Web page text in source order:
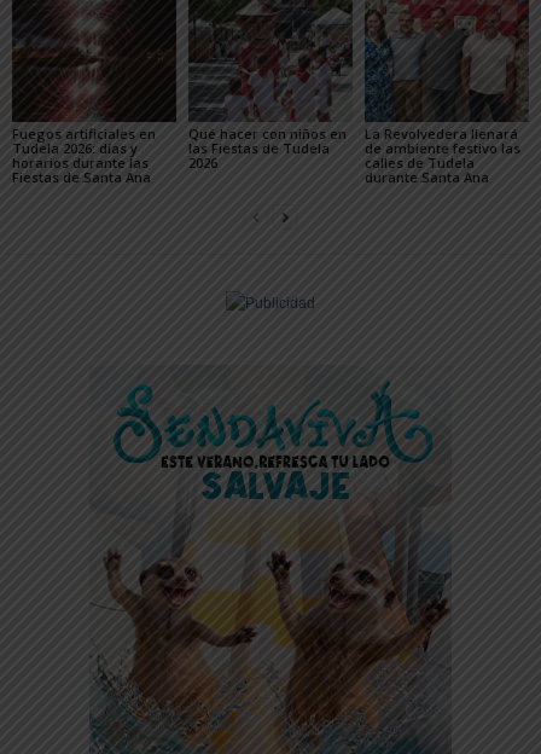
Fuegos artificiales en
Tudela 2026: días y
horarios durante las
Fiestas de Santa Ana
Qué hacer con niños en
las Fiestas de Tudela
2026
La Revolvedera llenará
de ambiente festivo las
calles de Tudela
durante Santa Ana